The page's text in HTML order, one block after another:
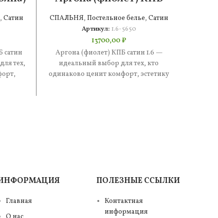
, Сатин
сатин
тех,
сатин 1.6
СПАЛЬНЯ, Постельное белье, Сатин
Артикул: 1.6-5650
13700,00₽
Аргона (фиолет) КПБ сатин 1.6 —
идеальный выбор для тех, кто
одинаково ценит комфорт, эстетику
Главная
ПОЛЕЗНЫЕ ССЫЛКИ
Контактная
информация